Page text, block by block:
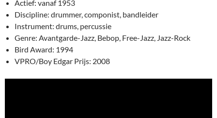
Actief: vanaf 1953
Discipline: drummer, componist, bandleider
Instrument: drums, percussie
Genre: Avantgarde-Jazz, Bebop, Free-Jazz, Jazz-Rock
Bird Award: 1994
VPRO/Boy Edgar Prijs: 2008